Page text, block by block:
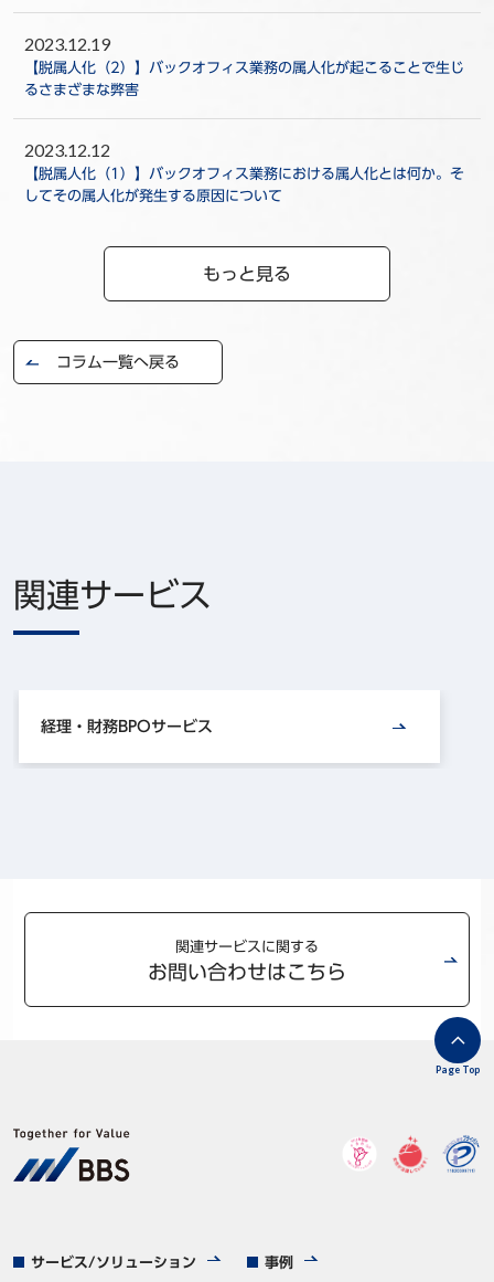
2023.12.19
【脱属人化（2）】バックオフィス業務の属人化が起こることで生じ
るさまざまな弊害
2023.12.12
【脱属人化（1）】バックオフィス業務における属人化とは何か。そ
してその属人化が発生する原因について
もっと見る
コラム一覧へ戻る
関連サービス
経理・財務BPOサービス
関連サービスに関する
お問い合わせはこちら
サービス/ソリューション 事例
Page Top